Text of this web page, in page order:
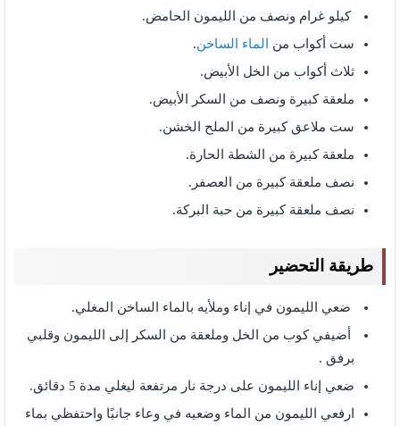
كيلو غرام ونصف من الليمون الحامض.
ست أكواب من
الماء الساخن.
ثلاث أكواب من الخل الأبيض.
ملعقة كبيرة ونصف من السكر الأبيض.
ست ملاعق كبيرة من الملح الخشن.
ملعقة كبيرة من الشطة الحارة.
نصف ملعقة كبيرة من العصفر.
نصف ملعقة كبيرة من حبة البركة.
طريقة التحضير
ضعي الليمون في إناء وملأيه بالماء الساخن المغلي.
أضيفي كوب من الخل وملعقة من السكر إلى الليمون وقلبي
برفق .
ضعي إناء الليمون على درجة نار مرتفعة ليغلي مدة 5 دقائق.
ارفعي الليمون من الماء وضعيه في وعاء جانبًا واحتفظي بماء